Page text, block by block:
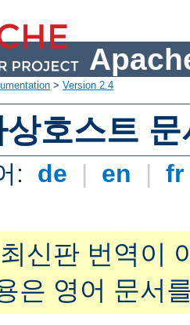
> Version 2.4
호스트 문
: de | en |
신판 번역이
은 영어 문서